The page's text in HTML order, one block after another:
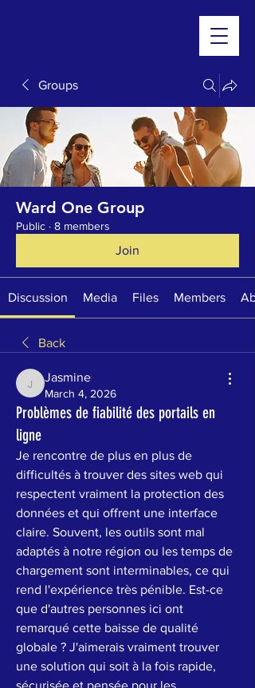
Groups
Ward One Group
Public · 8 members
Join
Discussion Media Files Members
Back
Jasmine
Jasmine
March 4, 2026
Problèmes de fiabilité des portails en
ligne
Je rencontre de plus en plus de
difficultés à trouver des sites web qui
respectent vraiment la protection des
données et qui offrent une interface
claire. Souvent, les outils sont mal
adaptés à notre région ou les temps de
chargement sont interminables, ce qui
rend l'expérience très pénible. Est-ce
que d'autres personnes ici ont
remarqué cette baisse de qualité
globale ? J'aimerais vraiment trouver
une solution qui soit à la fois rapide,
sécurisée et pensée pour les